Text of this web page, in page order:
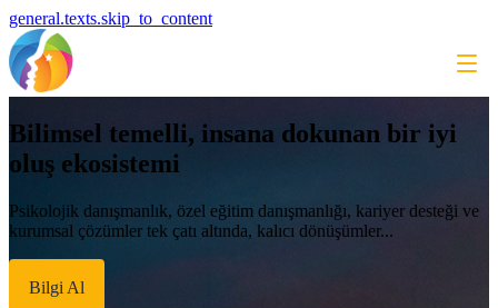
general.texts.skip_to_content
Bilimsel temelli, insana dokunan bir iyi
oluş ekosistemi
Psikolojik danışmanlık, özel eğitim danışmanlığı, kariyer desteği ve
kurumsal çözümler tek çatı altında, kalıcı dönüşümler...
Bilgi Al